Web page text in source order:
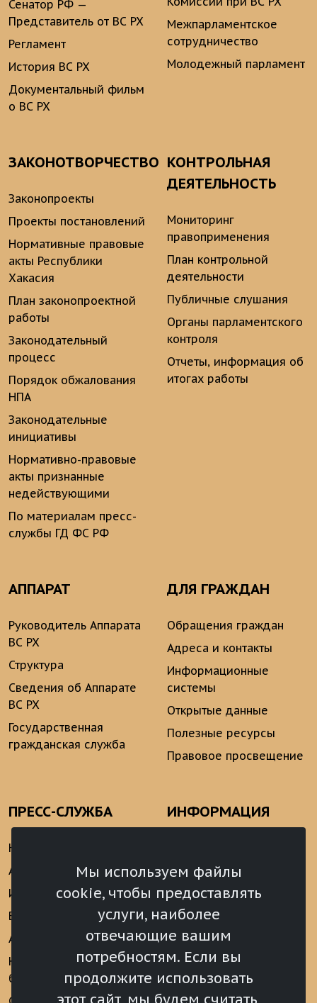
Мы используем файлы
cookie, чтобы предоставлять
услуги, наиболее
отвечающие вашим
потребностям. Если вы
продолжите использовать
Сенатор РФ —
Представитель от ВС РХ
Регламент
История ВС РХ
Документальный фильм
о ВС РХ
Межпарламентское
сотрудничество
Молодежный парламент
ЗАКОНОТВОРЧЕСТВО
Законопроекты
Проекты постановлений
Нормативные правовые
акты Республики
Хакасия
План законопроектной
работы
Законодательный
процесс
Порядок обжалования
НПА
Законодательные
инициативы
Нормативно-правовые
акты признанные
недействующими
По материалам пресс-
службы ГД ФС РФ
КОНТРОЛЬНАЯ
ДЕЯТЕЛЬНОСТЬ
Мониторинг
правоприменения
План контрольной
деятельности
Публичные слушания
Органы парламентского
контроля
Отчеты, информация об
итогах работы
АППАРАТ
Руководитель Аппарата
ВС РХ
Структура
Сведения об Аппарате
ВС РХ
Государственная
гражданская служба
ДЛЯ ГРАЖДАН
Обращения граждан
Адреса и контакты
Информационные
системы
Открытые данные
Полезные ресурсы
Правовое просвещение
ПРЕСС-СЛУЖБА
Новости
Анонсы
Интервью
Видеоматериалы
Аккредитация
Конкурс «Хрустальный
барс»
ИНФОРМАЦИЯ
аналитические
материалы
Реализация Послания
Президента РФ
Федеральному
Собранию РФ
Местное
самоуправление